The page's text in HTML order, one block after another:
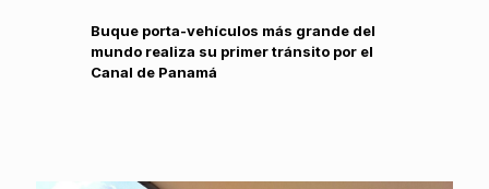
Buque porta-vehículos más grande del
mundo realiza su primer tránsito por el
Canal de Panamá